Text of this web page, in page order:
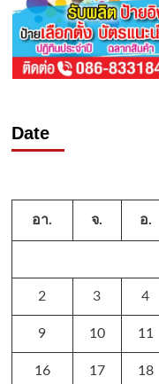
Date
อา. จ. อ.
2 3 4
9 10 11
16 17 18